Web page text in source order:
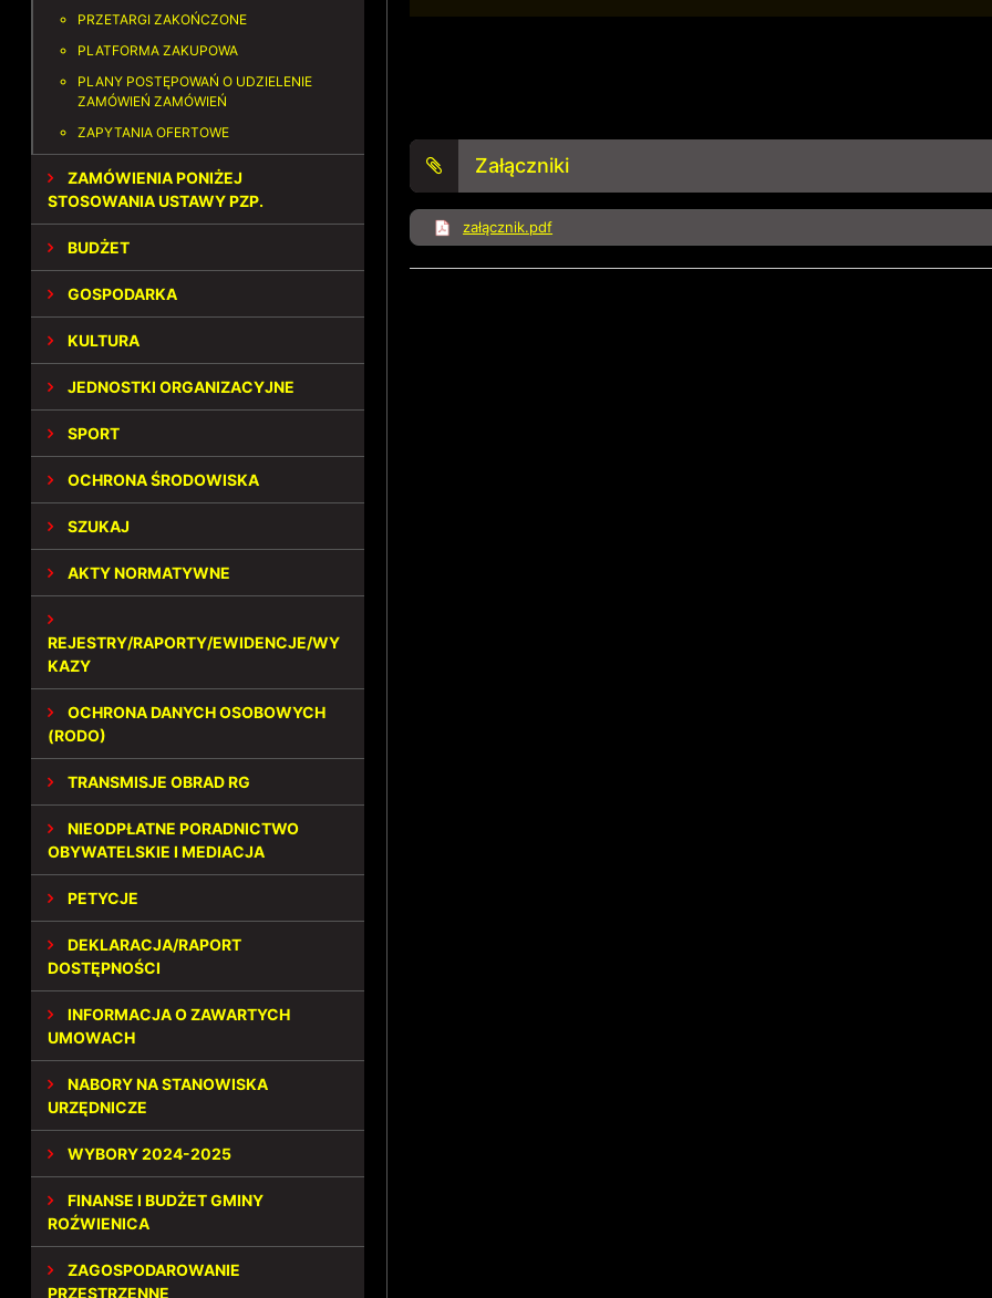
PRZETARGI ZAKOŃCZONE
PLATFORMA ZAKUPOWA
PLANY POSTĘPOWAŃ O UDZIELENIE
ZAMÓWIEŃ ZAMÓWIEŃ
ZAPYTANIA OFERTOWE
ZAMÓWIENIA PONIŻEJ
STOSOWANIA USTAWY PZP.
BUDŻET
GOSPODARKA
KULTURA
JEDNOSTKI ORGANIZACYJNE
SPORT
OCHRONA ŚRODOWISKA
SZUKAJ
AKTY NORMATYWNE
REJESTRY/RAPORTY/EWIDENCJE/WY
KAZY
OCHRONA DANYCH OSOBOWYCH
(RODO)
TRANSMISJE OBRAD RG
NIEODPŁATNE PORADNICTWO
OBYWATELSKIE I MEDIACJA
PETYCJE
DEKLARACJA/RAPORT
DOSTĘPNOŚCI
INFORMACJA O ZAWARTYCH
UMOWACH
NABORY NA STANOWISKA
URZĘDNICZE
WYBORY 2024-2025
FINANSE I BUDŻET GMINY
ROŹWIENICA
ZAGOSPODAROWANIE
PRZESTRZENNE
Załączniki
załącznik.pdf